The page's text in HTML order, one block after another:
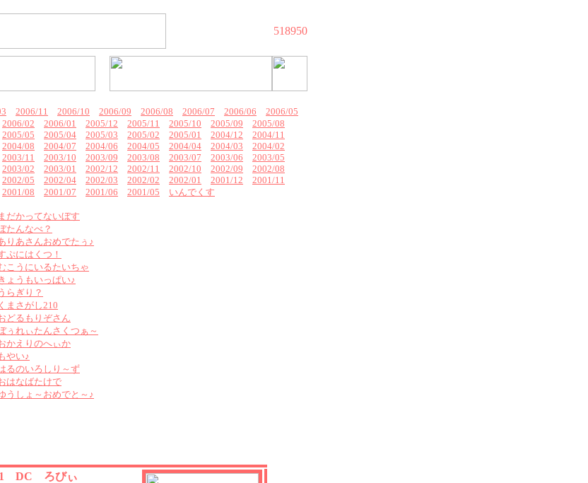
518950
2006/11 2006/10 2006/09 2006/08 2006/07 2006/06
2006/05
2006/02 2006/01 2005/12 2005/11 2005/10 2005/09
2005/08
2005/05 2005/04 2005/03 2005/02 2005/01 2004/12
2004/11
2004/08 2004/07 2004/06 2004/05 2004/04 2004/03
2004/02
2003/11 2003/10 2003/09 2003/08 2003/07 2003/06
2003/05
2003/02 2003/01 2002/12 2002/11 2002/10 2002/09
2002/08
2002/05 2002/04 2002/03 2002/02 2002/01 2001/12
2001/11
2001/08 2001/07 2001/06 2001/05 いんでくす
かってないぼす
んなべ？
あさんおめでたぅ♪
にはくつ！
うにいるたいちゃ
うもいっぱい♪
ぎり？
さがし210
るもりぞさん
れぃたんさくつぁ～
えりのへぃか
やい♪
のいろしり～ず
なばたけで
しょ～おめでと～♪
DC ろびぃ